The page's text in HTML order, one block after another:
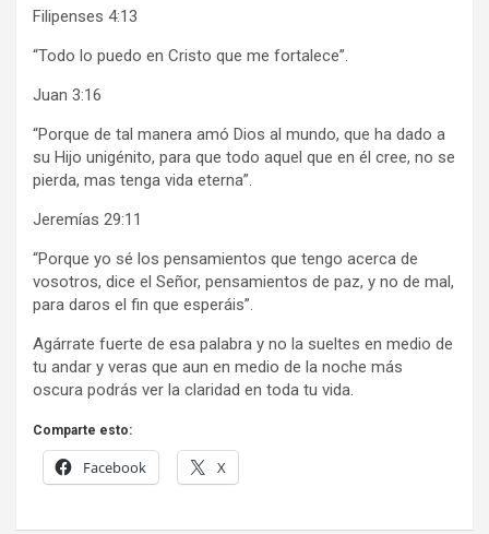
Filipenses 4:13
“Todo lo puedo en Cristo que me fortalece”.
Juan 3:16
“Porque de tal manera amó Dios al mundo, que ha dado a
su Hijo unigénito, para que todo aquel que en él cree, no se
pierda, mas tenga vida eterna”.
Jeremías 29:11
“Porque yo sé los pensamientos que tengo acerca de
vosotros, dice el Señor, pensamientos de paz, y no de mal,
para daros el fin que esperáis”.
Agárrate fuerte de esa palabra y no la sueltes en medio de
tu andar y veras que aun en medio de la noche más
oscura podrás ver la claridad en toda tu vida.
Comparte esto:
Facebook X